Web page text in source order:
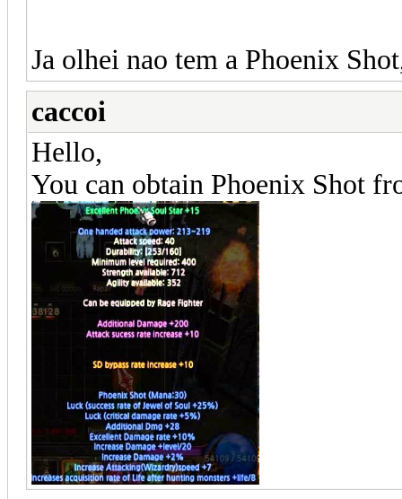
Ja olhei nao tem a Phoenix
caccoi
Hello,
You can obtain Phoenix Shot